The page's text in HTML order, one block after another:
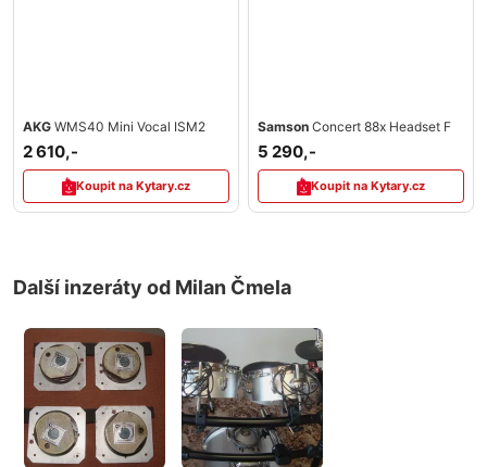
AKG WMS40 Mini Vocal ISM2
2 610,-
Koupit na Kytary.cz
Samson Concert 88x Headset F
5 290,-
Koupit na Kytary.cz
Další inzeráty od Milan Čmela